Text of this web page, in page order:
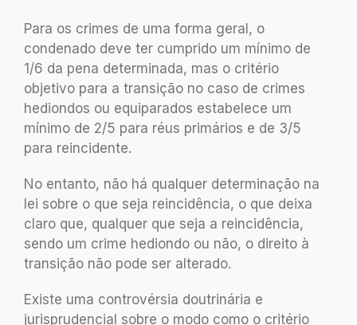
Para os crimes de uma forma geral, o
condenado deve ter cumprido um mínimo de
1/6 da pena determinada, mas o critério
objetivo para a transição no caso de crimes
hediondos ou equiparados estabelece um
mínimo de 2/5 para réus primários e de 3/5
para reincidente.
No entanto, não há qualquer determinação na
lei sobre o que seja reincidência, o que deixa
claro que, qualquer que seja a reincidência,
sendo um crime hediondo ou não, o direito à
transição não pode ser alterado.
Existe uma controvérsia doutrinária e
jurisprudencial sobre o modo como o critério